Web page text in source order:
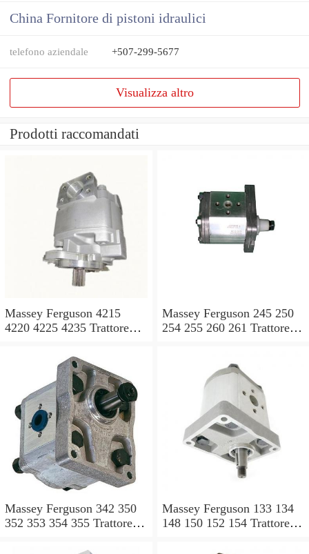
China Fornitore di pistoni idraulici
telefono aziendale +507-299-5677
Visualizza altro
Prodotti raccomandati
Massey Ferguson 4215
4220 4225 4235 Trattore
Valvola Di Controllo
Massey Ferguson 245 250
254 255 260 261 Trattore
Massey Ferguson 342 350
352 353 354 355 Trattore
Massey Ferguson 133 134
148 150 152 154 Trattore